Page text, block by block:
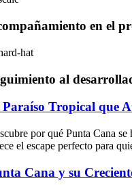
en el
al
Tropical que
por qué Punta Cana
el escape perfecto para
Cana y su